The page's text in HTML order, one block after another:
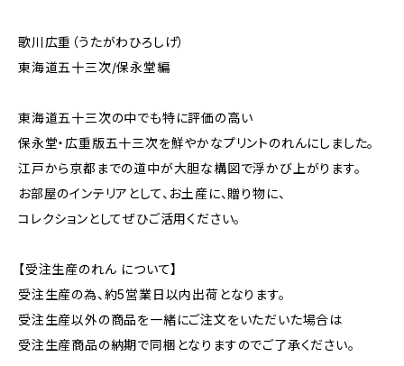
歌川広重（うたがわひろしげ）
東海道五十三次/保永堂編
東海道五十三次の中でも特に評価の高い
保永堂・広重版五十三次を鮮やかなプリントのれんにしました。
江戸から京都までの道中が大胆な構図で浮かび上がります。
お部屋のインテリアとして、お土産に、贈り物に、
コレクションとしてぜひご活用ください。
【受注生産のれん について】
受注生産の為、約5営業日以内出荷となります。
受注生産以外の商品を一緒にご注文をいただいた場合は
受注生産商品の納期で同梱となりますのでご了承ください。